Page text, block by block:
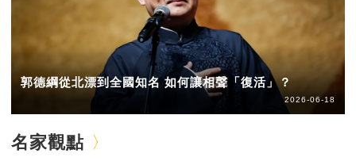
郭德綱從北漂到全國知名 如何讓相聲「復活」？
2026-06-18
名家觀點